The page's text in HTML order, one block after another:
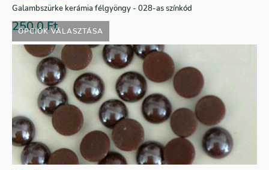
OPCIÓK VÁLASZTÁSA
Galambszürke kerámia félgyöngy - 028-as színkód
250,0Ft